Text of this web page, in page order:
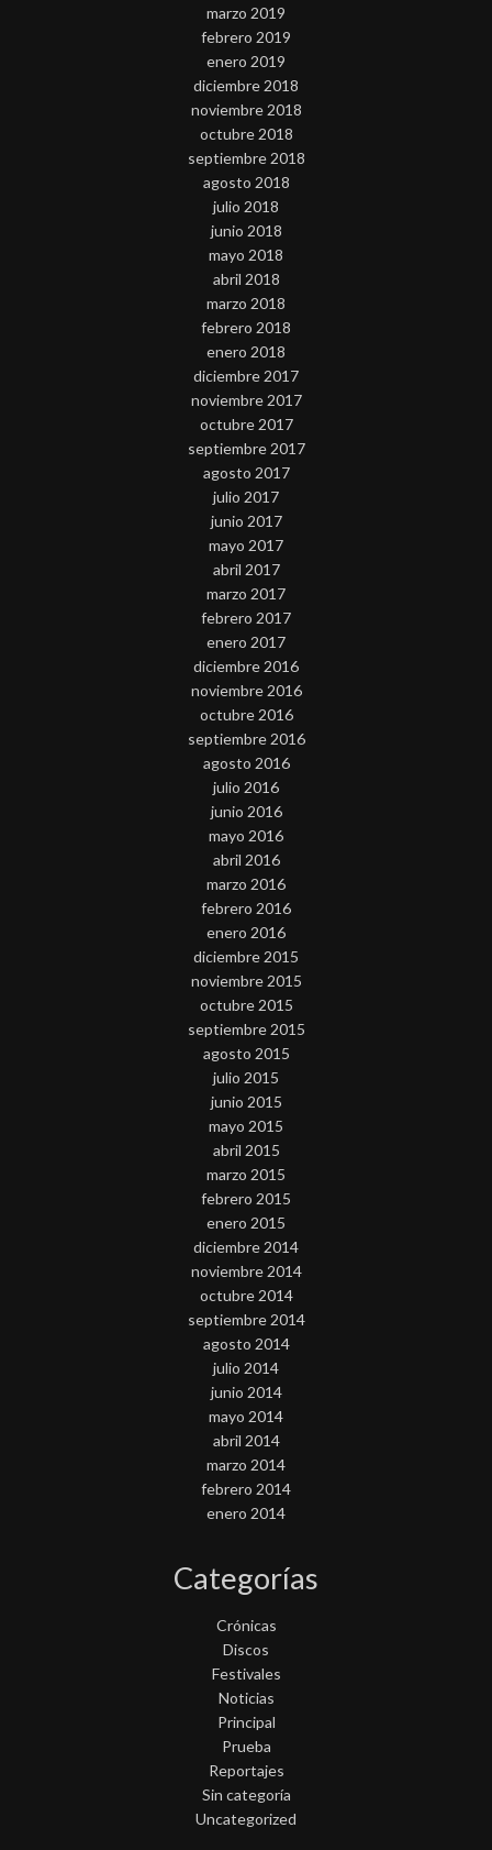
marzo 2019
febrero 2019
enero 2019
diciembre 2018
noviembre 2018
octubre 2018
septiembre 2018
agosto 2018
julio 2018
junio 2018
mayo 2018
abril 2018
marzo 2018
febrero 2018
enero 2018
diciembre 2017
noviembre 2017
octubre 2017
septiembre 2017
agosto 2017
julio 2017
junio 2017
mayo 2017
abril 2017
marzo 2017
febrero 2017
enero 2017
diciembre 2016
noviembre 2016
octubre 2016
septiembre 2016
agosto 2016
julio 2016
junio 2016
mayo 2016
abril 2016
marzo 2016
febrero 2016
enero 2016
diciembre 2015
noviembre 2015
octubre 2015
septiembre 2015
agosto 2015
julio 2015
junio 2015
mayo 2015
abril 2015
marzo 2015
febrero 2015
enero 2015
diciembre 2014
noviembre 2014
octubre 2014
septiembre 2014
agosto 2014
julio 2014
junio 2014
mayo 2014
abril 2014
marzo 2014
febrero 2014
enero 2014
Categorías
Crónicas
Discos
Festivales
Noticias
Principal
Prueba
Reportajes
Sin categoría
Uncategorized